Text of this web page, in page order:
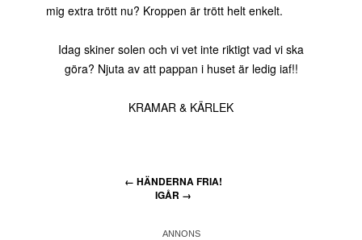
mig extra trött nu? Kroppen är trött helt enkelt.
Idag skiner solen och vi vet inte riktigt vad vi ska
göra? Njuta av att pappan i huset är ledig iaf!!
KRAMAR & KÄRLEK
← HÄNDERNA FRIA!
IGÅR →